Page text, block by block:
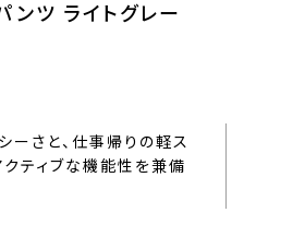
ンツ ライトグレー
ーさと、仕事帰りの軽ス
ティブな機能性を兼備